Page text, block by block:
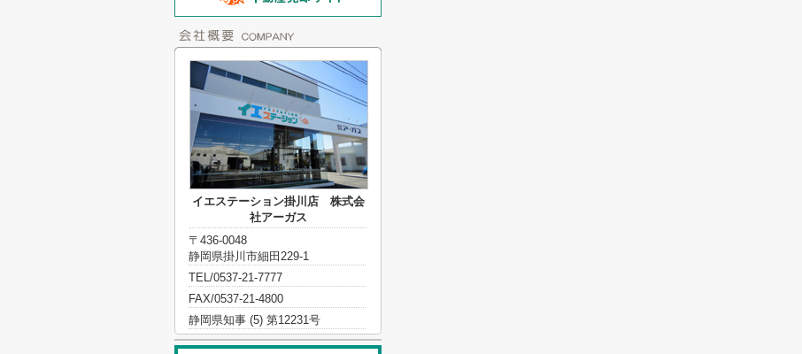
イエステーション掛川店 株式会
社アーガス
〒436-0048
静岡県掛川市細田229-1
TEL/0537-21-7777
FAX/0537-21-4800
静岡県知事 (5) 第12231号